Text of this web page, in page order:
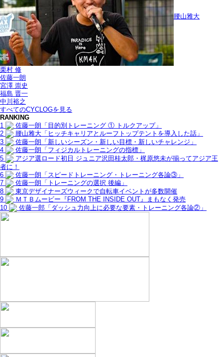
腰山雅大
栗村 修
佐藤一朗
宮澤 崇史
福島 晋一
中川裕之
すべてのCYCLOGを見る
RANKING
1
佐藤一朗「目的別トレーニング ① トルクアップ」
2
腰山雅大「ヒッチキャリアとルーフトップテントを導入した話」
3
佐藤一朗「新しいシーズン・新しい目標・新しいチャレンジ」
4
佐藤一朗「フィジカルトレーニングの指標」
5
アジア選ロード初日 ジュニア沢田桂太郎・梶原悠未が揃ってアジア王
者に！
6
佐藤一朗「スピードトレーニング・トレーニング各論③」
7
佐藤一朗「トレーニングの選択 後編」
8
東京デザイナーズウィークで自転車イベントが多数開催
9
ＭＴＢムービー『FROM THE INSIDE OUT』まもなく発売
10
佐藤一郎「ダッシュ力向上に必要な要素・トレーニング各論②」